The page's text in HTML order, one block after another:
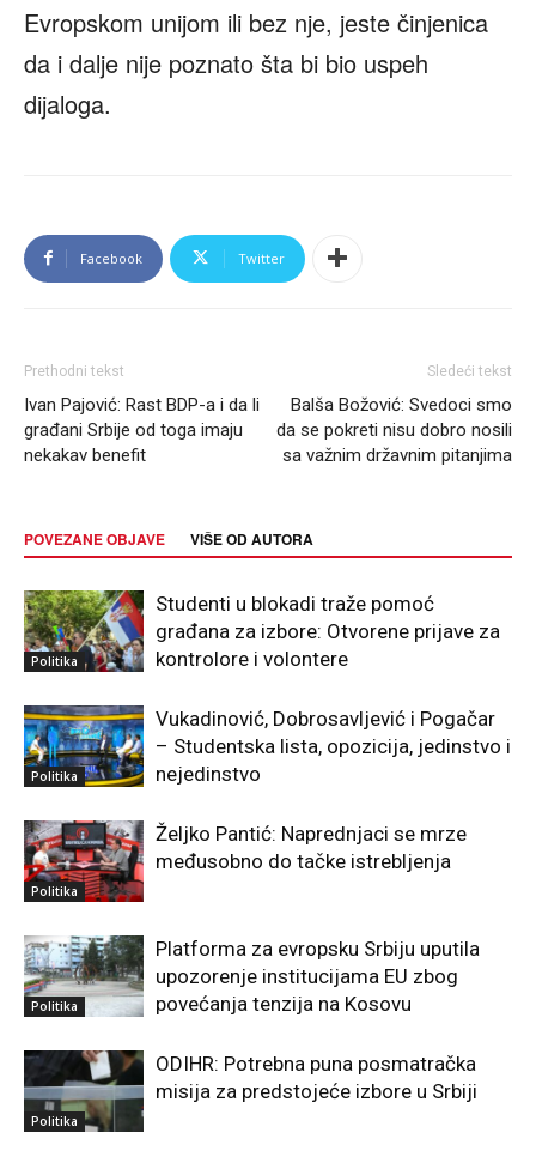
Evropskom unijom ili bez nje, jeste činjenica
da i dalje nije poznato šta bi bio uspeh
dijaloga.
Facebook Twitter
Prethodni tekst
Ivan Pajović: Rast BDP-a i da li
građani Srbije od toga imaju
nekakav benefit
Sledeći tekst
Balša Božović: Svedoci smo
da se pokreti nisu dobro nosili
sa važnim državnim pitanjima
POVEZANE OBJAVE VIŠE OD AUTORA
Politika
Studenti u blokadi traže pomoć
građana za izbore: Otvorene prijave za
kontrolore i volontere
Politika
Vukadinović, Dobrosavljević i Pogačar
– Studentska lista, opozicija, jedinstvo i
nejedinstvo
Politika
Željko Pantić: Naprednjaci se mrze
međusobno do tačke istrebljenja
Politika
Platforma za evropsku Srbiju uputila
upozorenje institucijama EU zbog
povećanja tenzija na Kosovu
Politika
ODIHR: Potrebna puna posmatračka
misija za predstojeće izbore u Srbiji